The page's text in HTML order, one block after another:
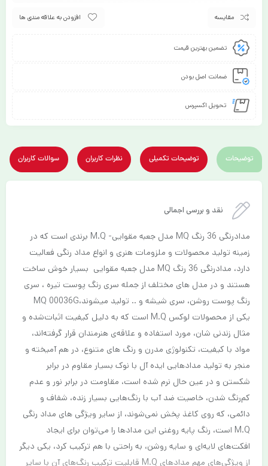
مقایسه افزودن به علاقه مندی ها
تضمین بهترین قیمت
ضمانت اصل بودن
تحویل اکسپرس
توضیحات توضیحات تکمیلی نظرات کاربران سوالات کاربران
نقد و بررسی اجمالی
مدادرنگی 36 رنگ MQ مدل جعبه مقوایی- M.Q برندی است که در
زمینه تولید محصولات و ملزومات هنری و انواع مداد رنگی فعالیت
دارد، مدادرنگی 36 رنگ MQ مدل جعبه مقوایی بسیار خوش ساخت
هستند و در مدل های مختلف از جمله سری رنگ پوست تیره ، سری
رنگ پوست روشن، سری شیشه و .. تولید میشوند،MQ 00036G
یکی از محصولات لوکس M.Q است که به دلیل کیفیت اثبات‌شده‌ و
مثال زندنی شان، مورد استفاده و علاقه‌ی هنرمندان قرار گرفته‌اند،
مواد با کیفیت، تکنولوژی مدرن و رنگ های متنوع، در هم آمیخته و
منجر به تولید مدادهایی ایده آل با نوک بسیار مقاوم در برابر
شکستن و در عین حال نرم شده است، مقاومت در برابر نور و عدم
کم‌رنگ شدن، خاصیت ضد آب با رنگ‌هایی بسیار زنده، شفاف و
دائمی، که روی کاغذ پخش نمی‌شوند، از سایر ویژگی های مداد رنگی
M.Q است، رنگ پایه روغنی این مدادها را می‌توان برای ایجاد
افکت‌های لایه‌ای و سایه روشن، به راحتی با هم ترکیب کرد، یکی دیگر
از ویژگی‌های مهم مدادهای M.Q قابلیت ترکیب رنگ‌های آن با سایر